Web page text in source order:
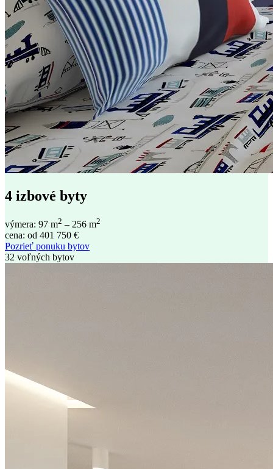
4 izbové byty
výmera: 97 m2 – 256 m2
cena: od 401 750 €
Pozrieť ponuku bytov
32 voľných bytov